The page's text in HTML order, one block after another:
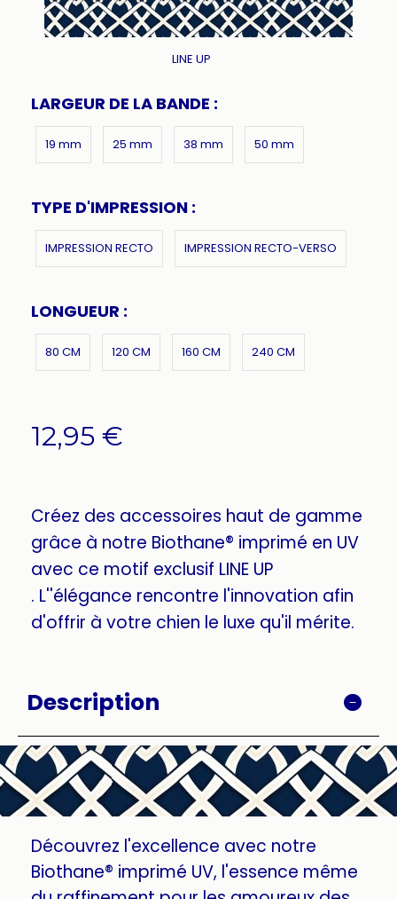
LINE UP
LARGEUR DE LA BANDE :
19 mm 25 mm 38 mm 50 mm
TYPE D'IMPRESSION :
IMPRESSION RECTO IMPRESSION RECTO-VERSO
LONGUEUR :
80 CM 120 CM 160 CM 240 CM
12,95 €
Créez des accessoires haut de gamme
grâce à notre Biothane® imprimé en UV
avec ce motif exclusif LINE UP
. L''élégance rencontre l'innovation afin
d'offrir à votre chien le luxe qu'il mérite.
Description
Découvrez l'excellence avec notre
Biothane® imprimé UV, l'essence même